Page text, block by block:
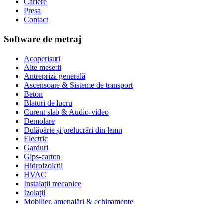
Cariere
Presa
Contact
Software de metraj
Acoperișuri
Alte meserii
Antrepriză generală
Ascensoare & Sisteme de transport
Beton
Blaturi de lucru
Curent slab & Audio-video
Demolare
Dulăpărie și prelucrări din lemn
Electric
Garduri
Gips-carton
Hidroizolații
HVAC
Instalații mecanice
Izolații
Mobilier, amenajări & echipamente